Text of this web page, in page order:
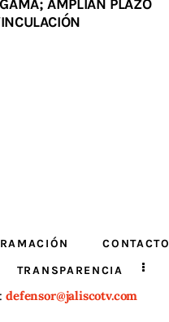
AMPLÍAN PLAZO
CONTACTO
TRANSPARENCIA
defensor@jaliscotv.com